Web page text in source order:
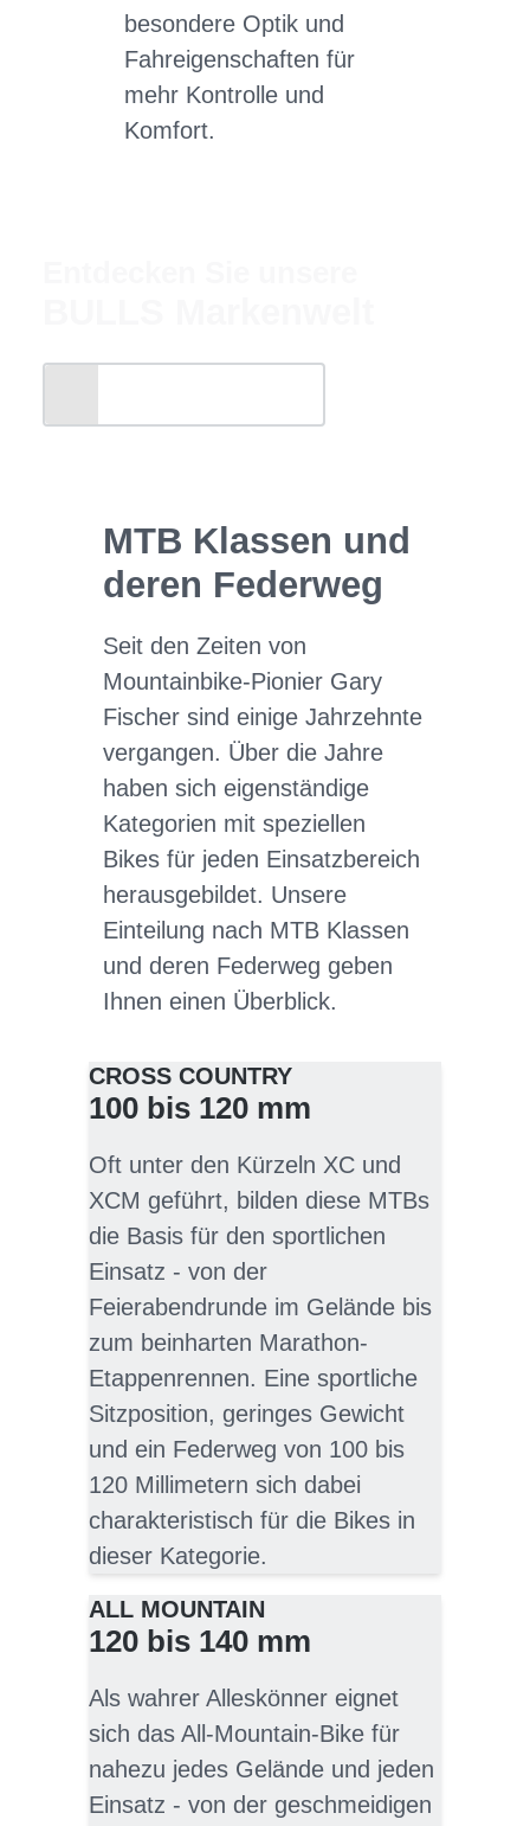
besondere Optik und
Fahreigenschaften für
mehr Kontrolle und
Komfort.
MTB Klassen und
deren Federweg
Seit den Zeiten von
Mountainbike-Pionier Gary
Fischer sind einige Jahrzehnte
vergangen. Über die Jahre
haben sich eigenständige
Kategorien mit speziellen
Bikes für jeden Einsatzbereich
herausgebildet. Unsere
Einteilung nach MTB Klassen
und deren Federweg geben
Ihnen einen Überblick.
CROSS COUNTRY
100 bis 120 mm
Oft unter den Kürzeln XC und
XCM geführt, bilden diese MTBs
die Basis für den sportlichen
Einsatz - von der
Feierabendrunde im Gelände bis
zum beinharten Marathon-
Etappenrennen. Eine sportliche
Sitzposition, geringes Gewicht
und ein Federweg von 100 bis
120 Millimetern sich dabei
charakteristisch für die Bikes in
dieser Kategorie.
ALL MOUNTAIN
120 bis 140 mm
Als wahrer Alleskönner eignet
sich das All-Mountain-Bike für
nahezu jedes Gelände und jeden
Einsatz - von der geschmeidigen